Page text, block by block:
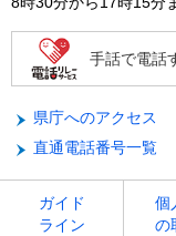
手話で電話
県庁へのアクセス
直通電話番号一覧
ガイド
ライン
個
の